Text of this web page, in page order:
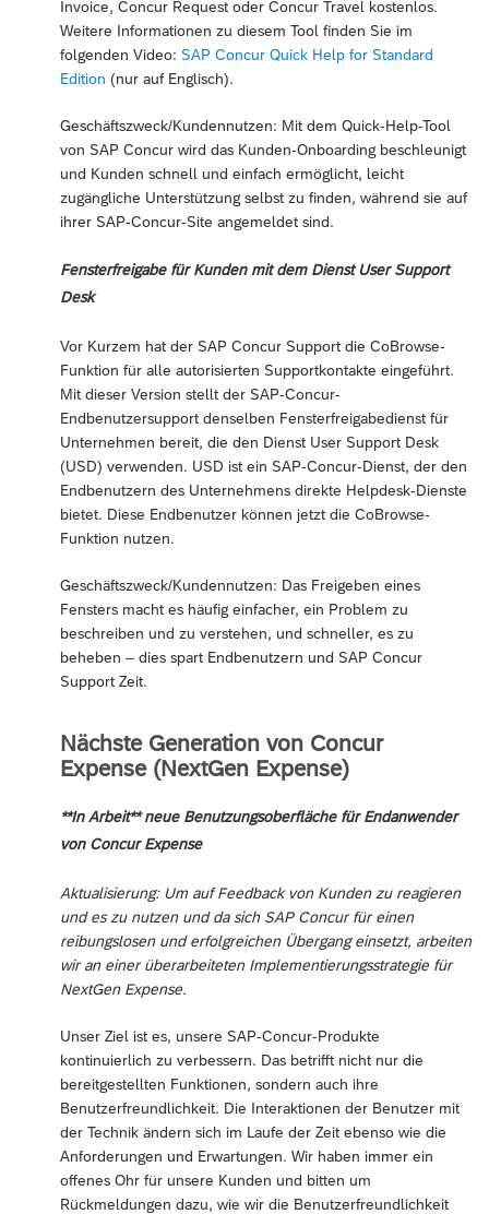
Invoice, Concur Request oder Concur Travel kostenlos.
Weitere Informationen zu diesem Tool finden Sie im
folgenden Video: SAP Concur Quick Help for Standard
Edition (nur auf Englisch).
Geschäftszweck/Kundennutzen: Mit dem Quick-Help-Tool
von SAP Concur wird das Kunden-Onboarding beschleunigt
und Kunden schnell und einfach ermöglicht, leicht
zugängliche Unterstützung selbst zu finden, während sie auf
ihrer SAP-Concur-Site angemeldet sind.
Fensterfreigabe für Kunden mit dem Dienst User Support
Desk
Vor Kurzem hat der SAP Concur Support die CoBrowse-
Funktion für alle autorisierten Supportkontakte eingeführt.
Mit dieser Version stellt der SAP-Concur-
Endbenutzersupport denselben Fensterfreigabedienst für
Unternehmen bereit, die den Dienst User Support Desk
(USD) verwenden. USD ist ein SAP-Concur-Dienst, der den
Endbenutzern des Unternehmens direkte Helpdesk-Dienste
bietet. Diese Endbenutzer können jetzt die CoBrowse-
Funktion nutzen.
Geschäftszweck/Kundennutzen: Das Freigeben eines
Fensters macht es häufig einfacher, ein Problem zu
beschreiben und zu verstehen, und schneller, es zu
beheben – dies spart Endbenutzern und SAP Concur
Support Zeit.
Nächste Generation von Concur
Expense (NextGen Expense)
**In Arbeit** neue Benutzungsoberfläche für Endanwender
von Concur Expense
Aktualisierung: Um auf Feedback von Kunden zu reagieren
und es zu nutzen und da sich SAP Concur für einen
reibungslosen und erfolgreichen Übergang einsetzt, arbeiten
wir an einer überarbeiteten Implementierungsstrategie für
NextGen Expense.
Unser Ziel ist es, unsere SAP-Concur-Produkte
kontinuierlich zu verbessern. Das betrifft nicht nur die
bereitgestellten Funktionen, sondern auch ihre
Benutzerfreundlichkeit. Die Interaktionen der Benutzer mit
der Technik ändern sich im Laufe der Zeit ebenso wie die
Anforderungen und Erwartungen. Wir haben immer ein
offenes Ohr für unsere Kunden und bitten um
Rückmeldungen dazu, wie wir die Benutzerfreundlichkeit